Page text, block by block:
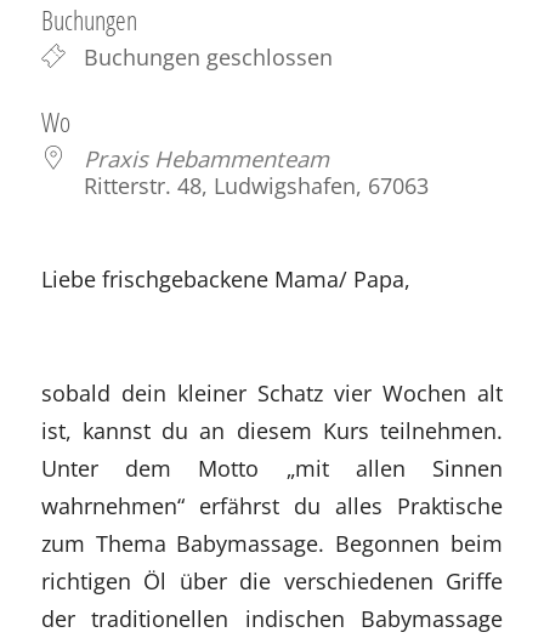
Buchungen
Buchungen geschlossen
Wo
Praxis Hebammenteam
Ritterstr. 48, Ludwigshafen, 67063
Liebe frischgebackene Mama/ Papa,
sobald dein kleiner Schatz vier Wochen alt
ist, kannst du an diesem Kurs teilnehmen.
Unter dem Motto „mit allen Sinnen
wahrnehmen“ erfährst du alles Praktische
zum Thema Babymassage. Begonnen beim
richtigen Öl über die verschiedenen Griffe
der traditionellen indischen Babymassage